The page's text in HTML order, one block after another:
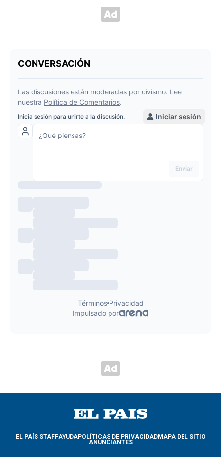
EL PAÍS STAFFAYUDAPOLÍTICAS DE PRIVACIDADMAPA DEL SITIO
ANUNCIANTES